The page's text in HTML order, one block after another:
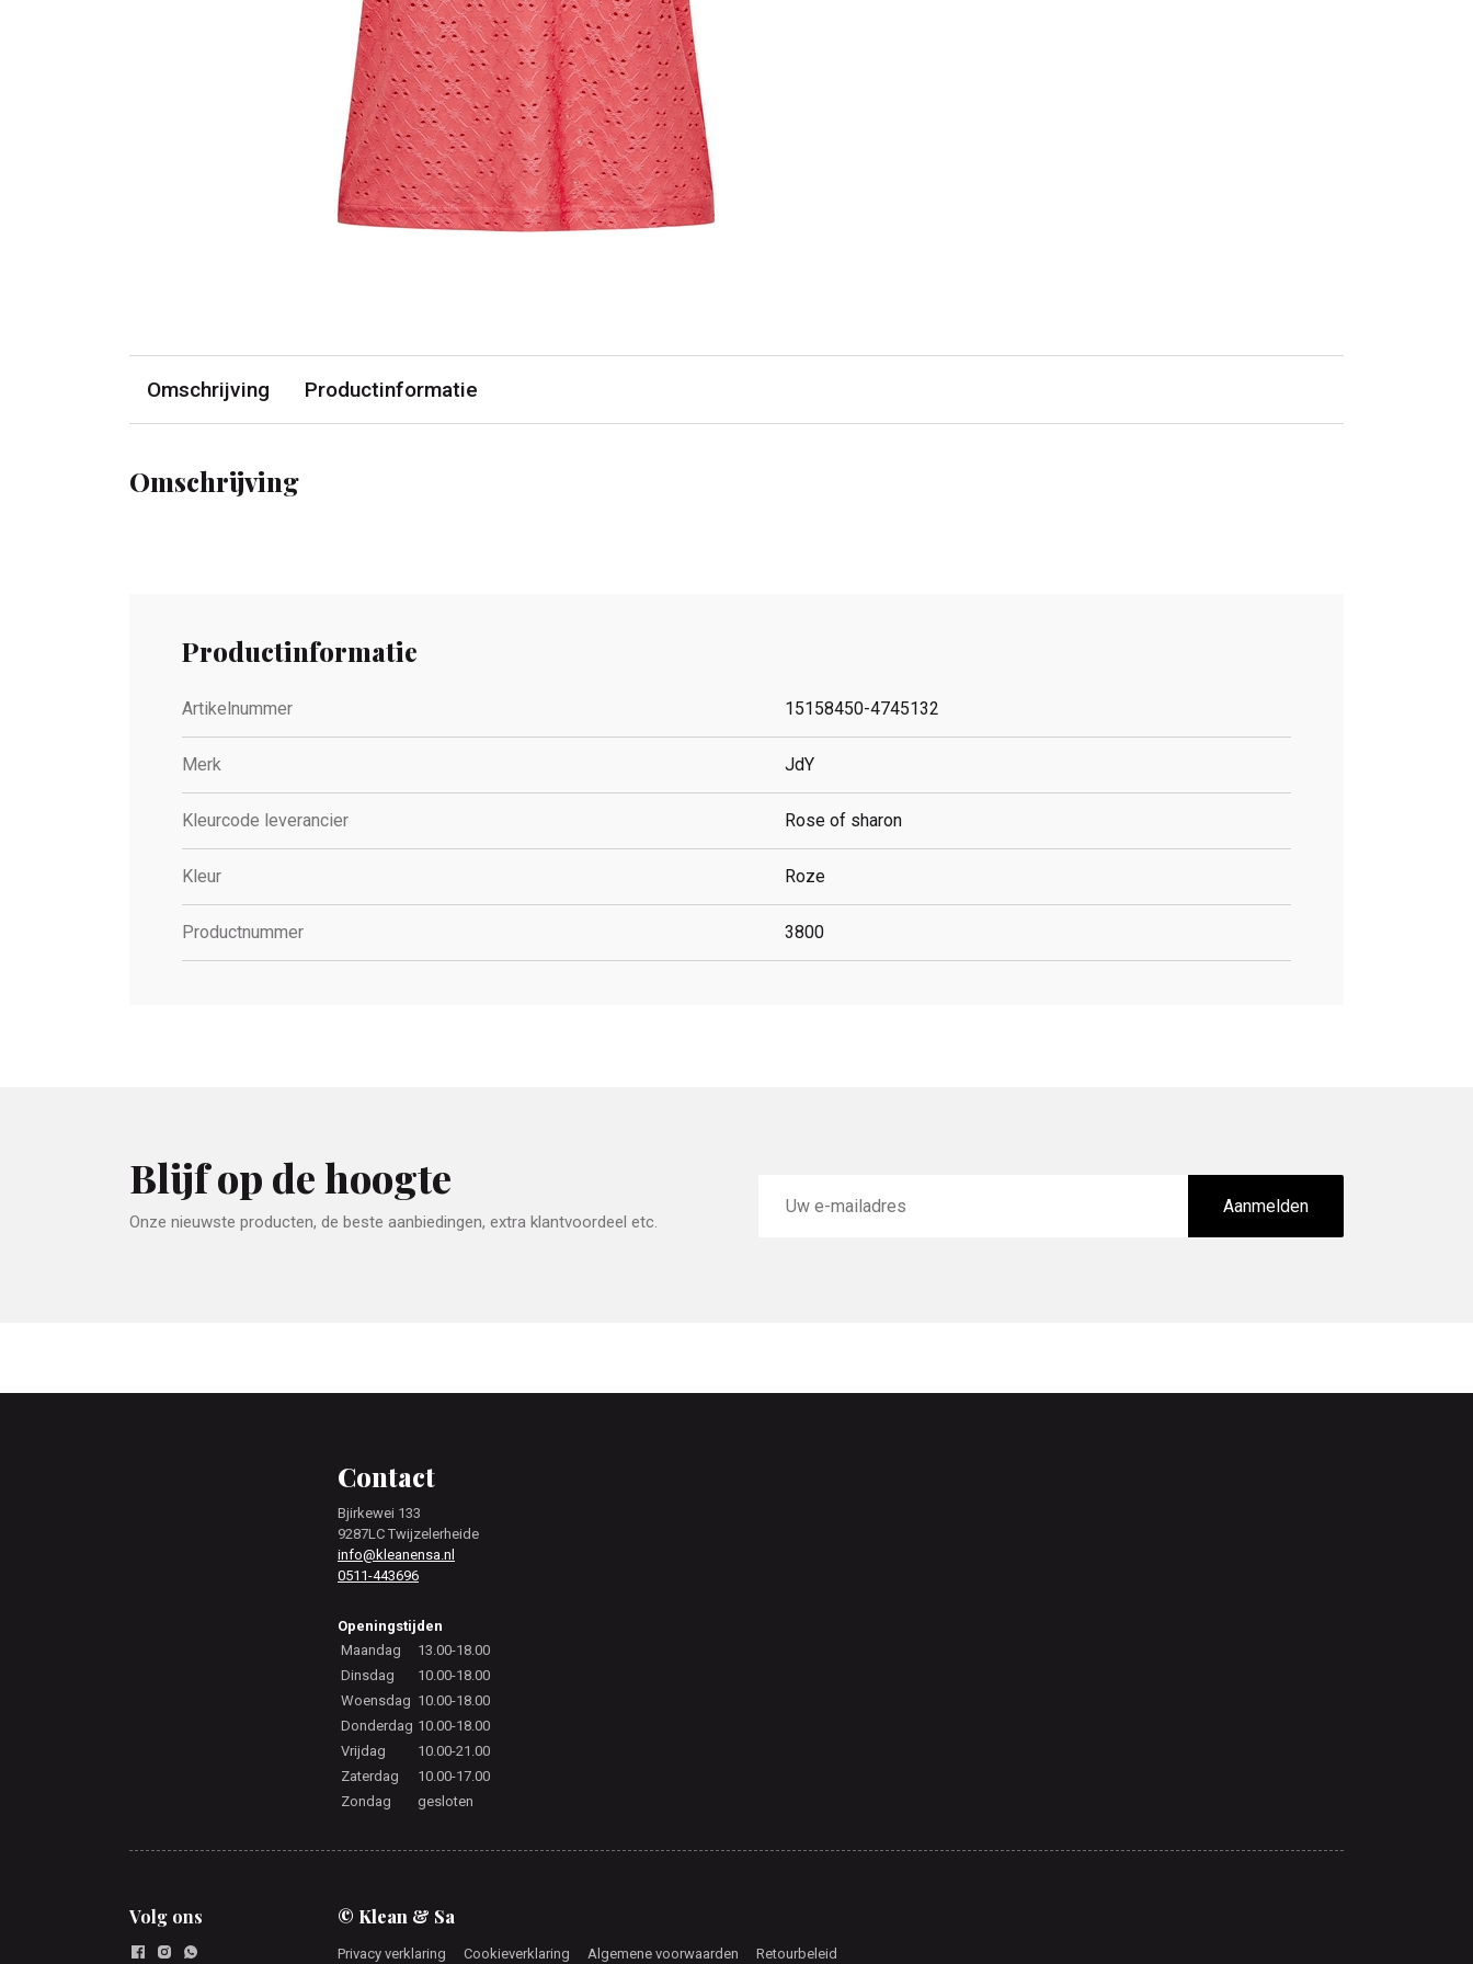
Omschrijving Productinformatie
Omschrijving
Productinformatie
Artikelnummer 15158450-4745132
Merk JdY
Kleurcode leverancier Rose of sharon
Kleur Roze
Productnummer 3800
Blijf op de hoogte
Onze nieuwste producten, de beste aanbiedingen, extra klantvoordeel etc.
mailadres
Aanmelden
Contact
Bjirkewei 133
9287LC Twijzelerheide
info@kleanensa.nl
0511-443696
Openingstijden
Maandag
13.00-18.00
Dinsdag
10.00-18.00
Woensdag 10.00-18.00
Donderdag 10.00-18.00
Vrijdag
10.00-21.00
Zaterdag
10.00-17.00
Zondag
gesloten
Volg ons © Klean & Sa
Privacy verklaring Cookieverklaring Algemene voorwaarden Retourbeleid